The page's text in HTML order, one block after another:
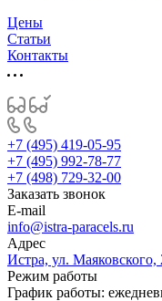
Цены
Статьи
Контакты
+7 (495) 419-05-95
+7 (495) 992-78-77
+7 (498) 729-32-00
Заказать звонок
E-mail
info@istra-paracels.ru
Адрес
Истра, ул. Маяковского,
Режим работы
График работы: